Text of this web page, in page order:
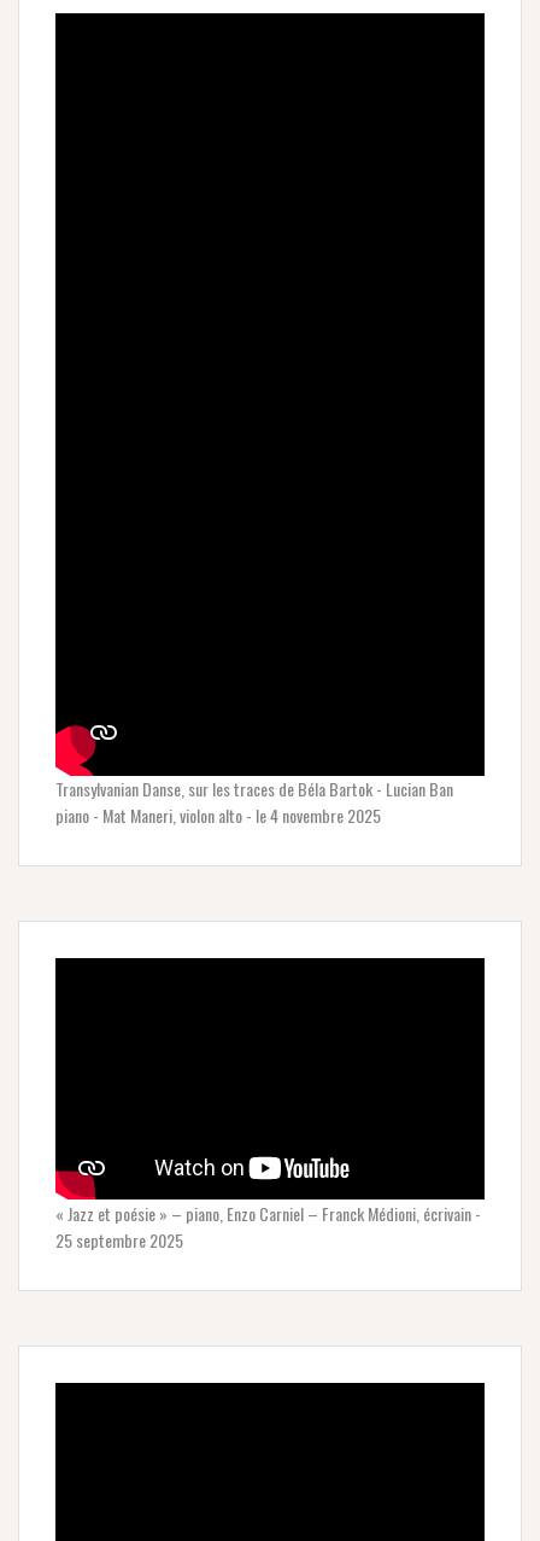
Transylvanian Danse, sur les traces de Béla Bartok - Lucian Ban
piano - Mat Maneri, violon alto - le 4 novembre 2025
« Jazz et poésie » – piano, Enzo Carniel – Franck Médioni, écrivain -
25 septembre 2025